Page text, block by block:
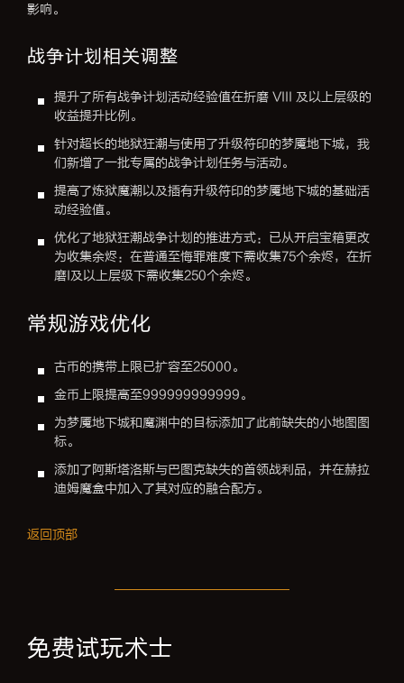
影响。
战争计划相关调整
提升了所有战争计划活动经验值在折磨 VIII 及以上层级的
收益提升比例。
针对超长的地狱狂潮与使用了升级符印的梦魇地下城，我
们新增了一批专属的战争计划任务与活动。
提高了炼狱魔潮以及插有升级符印的梦魇地下城的基础活
动经验值。
优化了地狱狂潮战争计划的推进方式：已从开启宝箱更改
为收集余烬：在普通至悔罪难度下需收集75个余烬，在折
磨I及以上层级下需收集250个余烬。
常规游戏优化
古币的携带上限已扩容至25000。
金币上限提高至999999999999。
为梦魇地下城和魔渊中的目标添加了此前缺失的小地图图
标。
添加了阿斯塔洛斯与巴图克缺失的首领战利品，并在赫拉
迪姆魔盒中加入了其对应的融合配方。
返回顶部
免费试玩术士